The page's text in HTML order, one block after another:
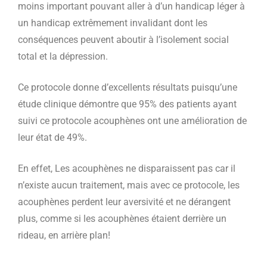
moins important pouvant aller à d’un handicap léger à
un handicap extrêmement invalidant dont les
conséquences peuvent aboutir à l’isolement social
total et la dépression.
Ce protocole donne d’excellents résultats puisqu’une
étude clinique démontre que 95% des patients ayant
suivi ce protocole acouphènes ont une amélioration de
leur état de 49%.
En effet, Les acouphènes ne disparaissent pas car il
n’existe aucun traitement, mais avec ce protocole, les
acouphènes perdent leur aversivité et ne dérangent
plus, comme si les acouphènes étaient derrière un
rideau, en arrière plan!